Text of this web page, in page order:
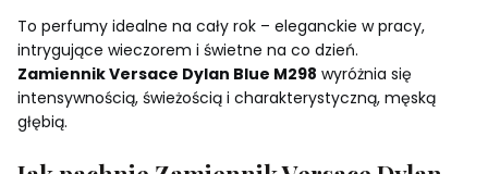
To perfumy idealne na cały rok – eleganckie w pracy,
intrygujące wieczorem i świetne na co dzień.
Zamiennik Versace Dylan Blue M298 wyróżnia się
intensywnością, świeżością i charakterystyczną, męską
głębią.